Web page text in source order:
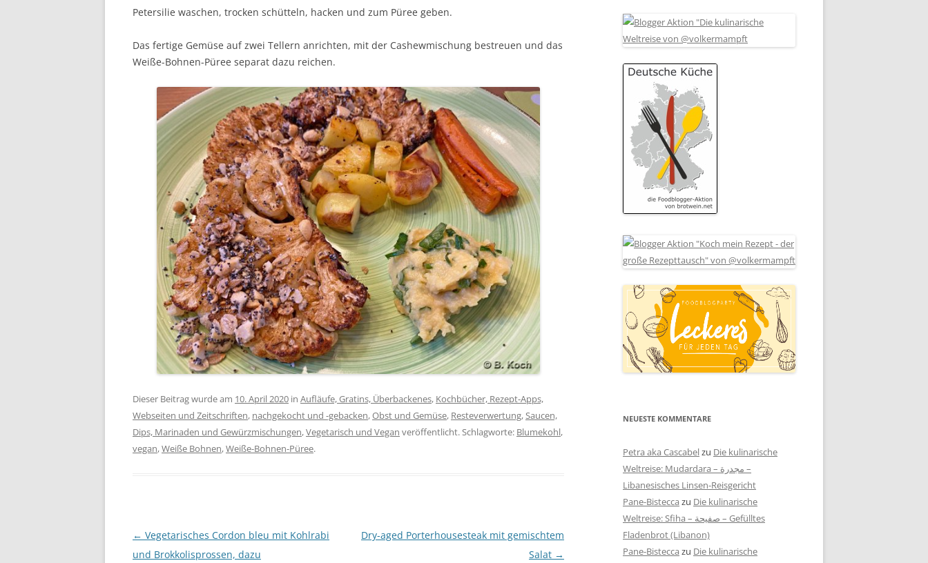
Petersilie waschen, trocken schütteln, hacken und zum Püree geben.
Das fertige Gemüse auf zwei Tellern anrichten, mit der Cashewmischung bestreuen und das
Weiße-Bohnen-Püree separat dazu reichen.
Dieser Beitrag wurde am 10. April 2020 in Aufläufe, Gratins, Überbackenes, Kochbücher, Rezept-Apps,
Webseiten und Zeitschriften, nachgekocht und -gebacken,Obst und Gemüse, Resteverwertung,Saucen,
Dips, Marinaden und Gewürzmischungen,Vegetarisch und Vegan veröffentlicht. Schlagworte: Blumekohl,
vegan,Weiße Bohnen,Weiße-Bohnen-Püree.
Beitragsnavigation
← Vegetarisches Cordon bleu mit Kohlrabi
und Brokkolisprossen, dazu
Dry-aged Porterhousesteak mit gemischtem
Salat →
NEUESTE KOMMENTARE
Petra aka Cascabelzu Die kulinarische
Weltreise: Mudardara – مجدرة –
Libanesisches Linsen-Reisgericht
Pane-Bistecca zu Die kulinarische
Weltreise: Sfiha – صفيحة – Gefülltes
Fladenbrot (Libanon)
Pane-Bistecca zu Die kulinarische